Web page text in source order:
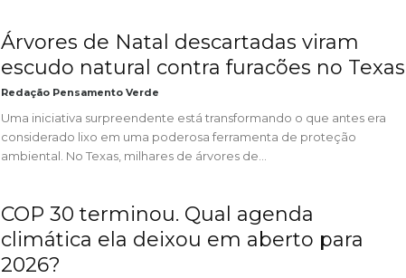
Árvores de Natal descartadas viram
escudo natural contra furacões no Texas
Redação Pensamento Verde
Uma iniciativa surpreendente está transformando o que antes era
considerado lixo em uma poderosa ferramenta de proteção
ambiental. No Texas, milhares de árvores de...
COP 30 terminou. Qual agenda
climática ela deixou em aberto para
2026?